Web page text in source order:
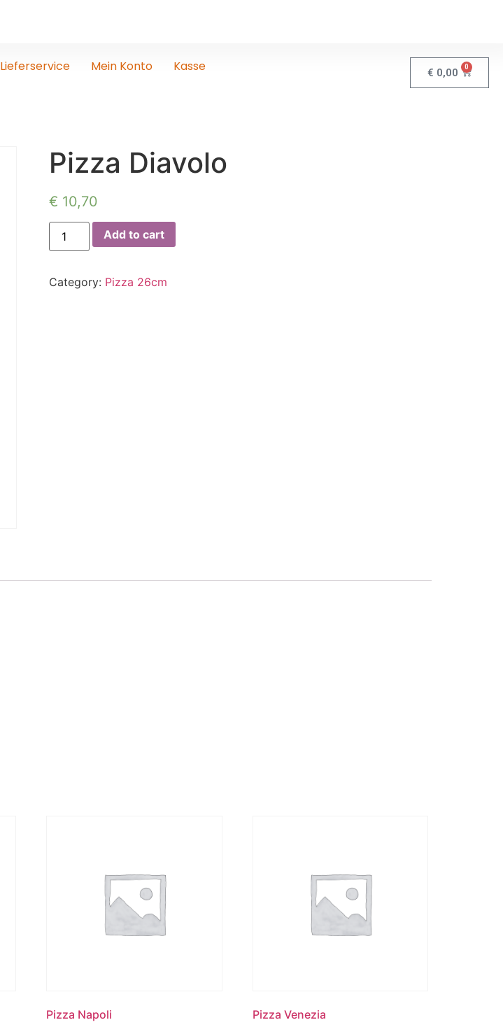
Lieferservice Mein Konto Kasse € 0,00 0
Pizza Diavolo
€ 10,70
Add to cart
Category: Pizza 26cm
Pizza Napoli Pizza Venezia